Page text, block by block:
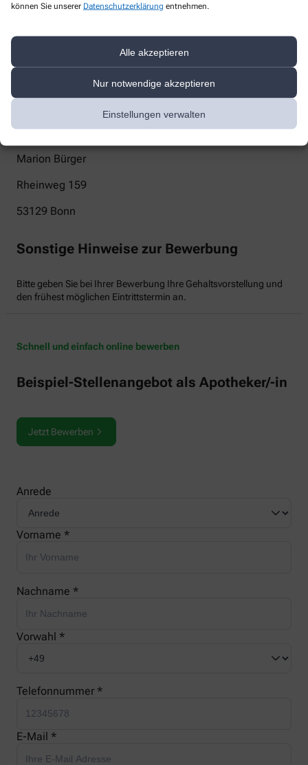
können Sie unserer Datenschutzerklärung entnehmen.
Alle akzeptieren
Nur notwendige akzeptieren
Einstellungen verwalten
+49-228/23 31 70
Post
Zedern-Apotheke
Marion Bürger
Rheinweg 159
53129 Bonn
Sonstige Hinweise zur Bewerbung
Bitte geben Sie bei Ihrer Bewerbung Ihre Gehaltsvorstellung und
den frühest möglichen Eintrittstermin an.
Schnell und einfach online bewerben
Beispiel-Stellenangebot als Apotheker/-in
Jetzt Bewerben
Anrede
Vorname *
Nachname *
Vorwahl *
Telefonnummer *
E-Mail *